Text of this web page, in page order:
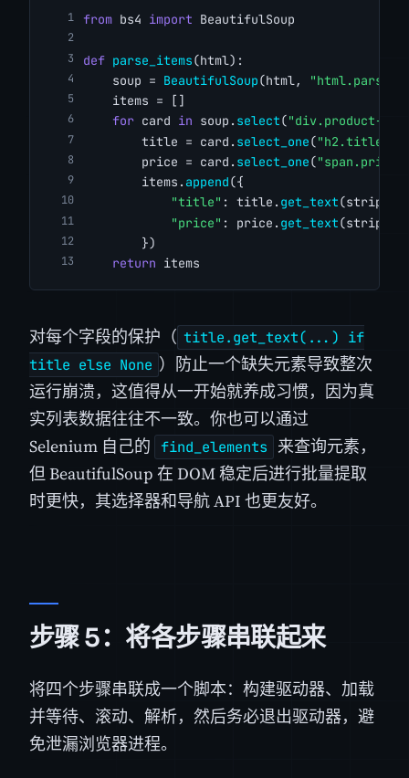
from bs4 import BeautifulSoup
def parse_items(html):
    soup =
BeautifulSoup(html, "html.parser"
    items = []
for card in soup. select("div.product-
        title = card.
select_one("h2.title"
        price = card.
select_one("span.price"
        items.
append({
"title" : title. get_text(strip=
"price" : price. get_text(strip=
        })
return items
对每个字段的保护（ title.get_text(...) if
title else None ）防止一个缺失元素导致整次
运行崩溃，这值得从一开始就养成习惯，因为真
实列表数据往往不一致。你也可以通过
Selenium 自己的
find_elements 来查询元素，
但 BeautifulSoup 在 DOM 稳定后进行批量提取
时更快，其选择器和导航 API 也更友好。
步骤 5：将各步骤串联起来
将四个步骤串联成一个脚本：构建驱动器、加载
并等待、滚动、解析，然后务必退出驱动器，避
免泄漏浏览器进程。